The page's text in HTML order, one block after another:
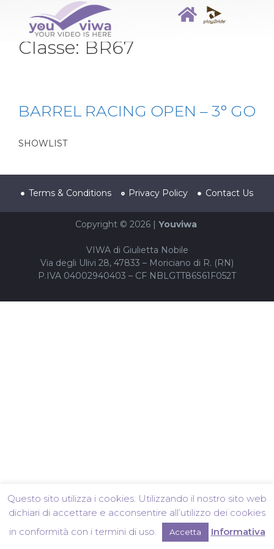
Classe: BR67
BARREL RACING OPEN – 3° GO
SHOWLIST
Terms & Conditions Privacy Policy Contact Us
Copyright © 2026 | Youviwa
VIWA di Giulietta Nobile
Via degli Ulivi 28, 47833 – Moriciano di R. (RN)
P.IVA 04002940403 – CF NBLGTT86S61F052T
Questo sito utilizza i cookies. Utilizzando il nostro sito web
dichiari di accettare e acconsentire all’utilizzo dei cookies
in conformità con i termini di uso.
Accetta Informativa